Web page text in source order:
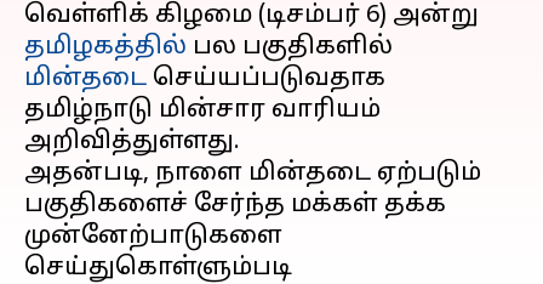
வெள்ளிக் கிழமை (டிசம்பர் 6) அன்று
தமிழகத்தில் பல பகுதிகளில்
மின்தடை செய்யப்படுவதாக
தமிழ்நாடு மின்சார வாரியம்
அறிவித்துள்ளது.
அதன்படி, நாளை மின்தடை ஏற்படும்
பகுதிகளைச் சேர்ந்த மக்கள் தக்க
முன்னேற்பாடுகளை
செய்துகொள்ளும்படி